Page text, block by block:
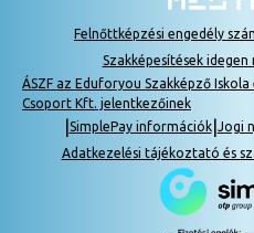
Felnőttképzési engedély
Szakképesítések
ÁSZF az Eduforyou Szakképző
Csoport Kft. jelentkezőinek
SimplePay információk| Jogi
Adatkezelési tájékoztató és